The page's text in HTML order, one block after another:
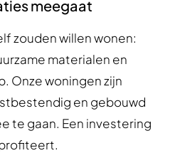
meegaat
zouden willen wonen:
materialen en
Onze woningen zijn
en gebouwd
te gaan. Een investering